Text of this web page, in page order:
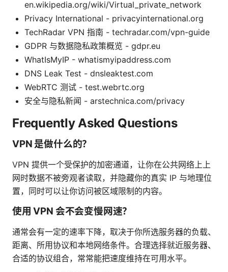
en.wikipedia.org/wiki/Virtual_private_network
Privacy International - privacyinternational.org
TechRadar VPN 指南 - techradar.com/vpn-guide
GDPR 与数据隐私政策概览 - gdpr.eu
WhatIsMyIP - whatismyipaddress.com
DNS Leak Test - dnsleaktest.com
WebRTC 测试 - test.webrtc.org
安全与隐私新闻 - arstechnica.com/privacy
Frequently Asked Questions
VPN 是做什么的？
VPN 提供一个受保护的加密通道，让你在公共网络上上
网时数据不被旁观者读取，并隐藏你的真实 IP 与地理位
置，同时可以让你访问被区域限制的内容。
使用 VPN 会不会变慢网速？
通常会有一定的速率下降，取决于你所选服务器的负载、
距离、所用协议和本地网络条件。合理选择就近服务器、
合适的协议组合，常常能把速度维持在可用水平。